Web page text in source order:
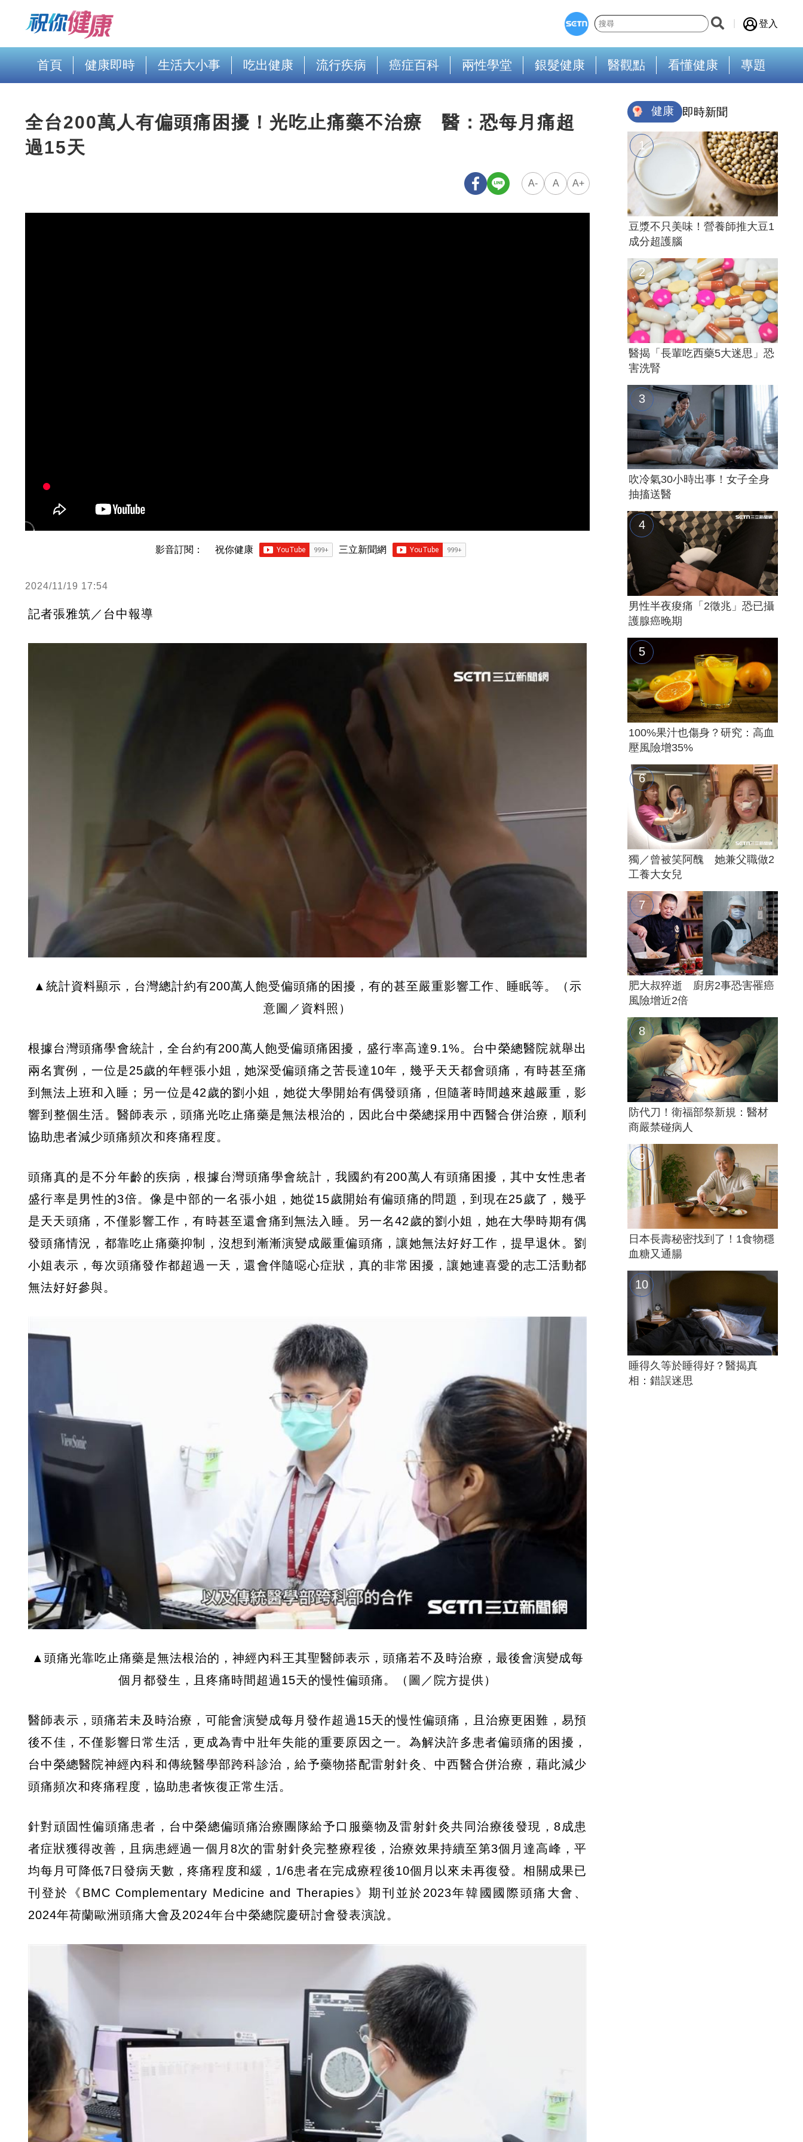
登入
首頁 健康即時 生活大小事 吃出健康 流行疾病 癌症百科 兩性學堂 銀髮健康 醫觀點 看懂健康 專題
全台200萬人有偏頭痛困擾！光吃止痛藥不治療 醫：恐每月痛超
過15天
A- A A+
影音訂閱： 祝你健康 三立新聞網
2024/11/19 17:54
記者張雅筑／台中報導
▲統計資料顯示，台灣總計約有200萬人飽受偏頭痛的困擾，有的甚至嚴重影響工作、睡眠等。（示
意圖／資料照）
根據台灣頭痛學會統計，全台約有200萬人飽受偏頭痛困擾，盛行率高達9.1%。台中榮總醫院就舉出
兩名實例，一位是25歲的年輕張小姐，她深受偏頭痛之苦長達10年，幾乎天天都會頭痛，有時甚至痛
到無法上班和入睡；另一位是42歲的劉小姐，她從大學開始有偶發頭痛，但隨著時間越來越嚴重，影
響到整個生活。醫師表示，頭痛光吃止痛藥是無法根治的，因此台中榮總採用中西醫合併治療，順利
協助患者減少頭痛頻次和疼痛程度。
頭痛真的是不分年齡的疾病，根據台灣頭痛學會統計，我國約有200萬人有頭痛困擾，其中女性患者
盛行率是男性的3倍。像是中部的一名張小姐，她從15歲開始有偏頭痛的問題，到現在25歲了，幾乎
是天天頭痛，不僅影響工作，有時甚至還會痛到無法入睡。另一名42歲的劉小姐，她在大學時期有偶
發頭痛情況，都靠吃止痛藥抑制，沒想到漸漸演變成嚴重偏頭痛，讓她無法好好工作，提早退休。劉
小姐表示，每次頭痛發作都超過一天，還會伴隨噁心症狀，真的非常困擾，讓她連喜愛的志工活動都
無法好好參與。
▲頭痛光靠吃止痛藥是無法根治的，神經內科王其聖醫師表示，頭痛若不及時治療，最後會演變成每
個月都發生，且疼痛時間超過15天的慢性偏頭痛。（圖／院方提供）
醫師表示，頭痛若未及時治療，可能會演變成每月發作超過15天的慢性偏頭痛，且治療更困難，易預
後不佳，不僅影響日常生活，更成為青中壯年失能的重要原因之一。為解決許多患者偏頭痛的困擾，
台中榮總醫院神經內科和傳統醫學部跨科診治，給予藥物搭配雷射針灸、中西醫合併治療，藉此減少
頭痛頻次和疼痛程度，協助患者恢復正常生活。
針對頑固性偏頭痛患者，台中榮總偏頭痛治療團隊給予口服藥物及雷射針灸共同治療後發現，8成患
者症狀獲得改善，且病患經過一個月8次的雷射針灸完整療程後，治療效果持續至第3個月達高峰，平
均每月可降低7日發病天數，疼痛程度和緩，1/6患者在完成療程後10個月以來未再復發。相關成果已
刊登於《BMC Complementary Medicine and Therapies》期刊並於2023年韓國國際頭痛大會、
2024年荷蘭歐洲頭痛大會及2024年台中榮總院慶研討會發表演說。
健康 即時新聞
豆漿不只美味！營養師推大豆1
成分超護腦
醫揭「長輩吃西藥5大迷思」恐
害洗腎
吹冷氣30小時出事！女子全身
抽搐送醫
男性半夜痠痛「2徵兆」恐已攝
護腺癌晚期
100%果汁也傷身？研究：高血
壓風險增35%
獨／曾被笑阿醜 她兼父職做2
工養大女兒
肥大叔猝逝 廚房2事恐害罹癌
風險增近2倍
防代刀！衛福部祭新規：醫材
商嚴禁碰病人
日本長壽秘密找到了！1食物穩
血糖又通腸
睡得久等於睡得好？醫揭真
相：錯誤迷思